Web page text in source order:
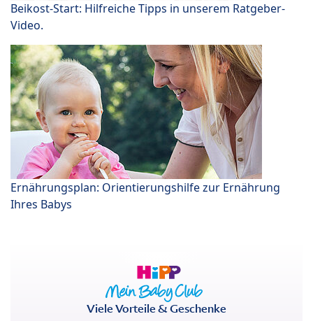
Beikost-Start: Hilfreiche Tipps in unserem Ratgeber-
Video.
Ernährungsplan: Orientierungshilfe zur Ernährung
Ihres Babys
Viele Vorteile & Geschenke